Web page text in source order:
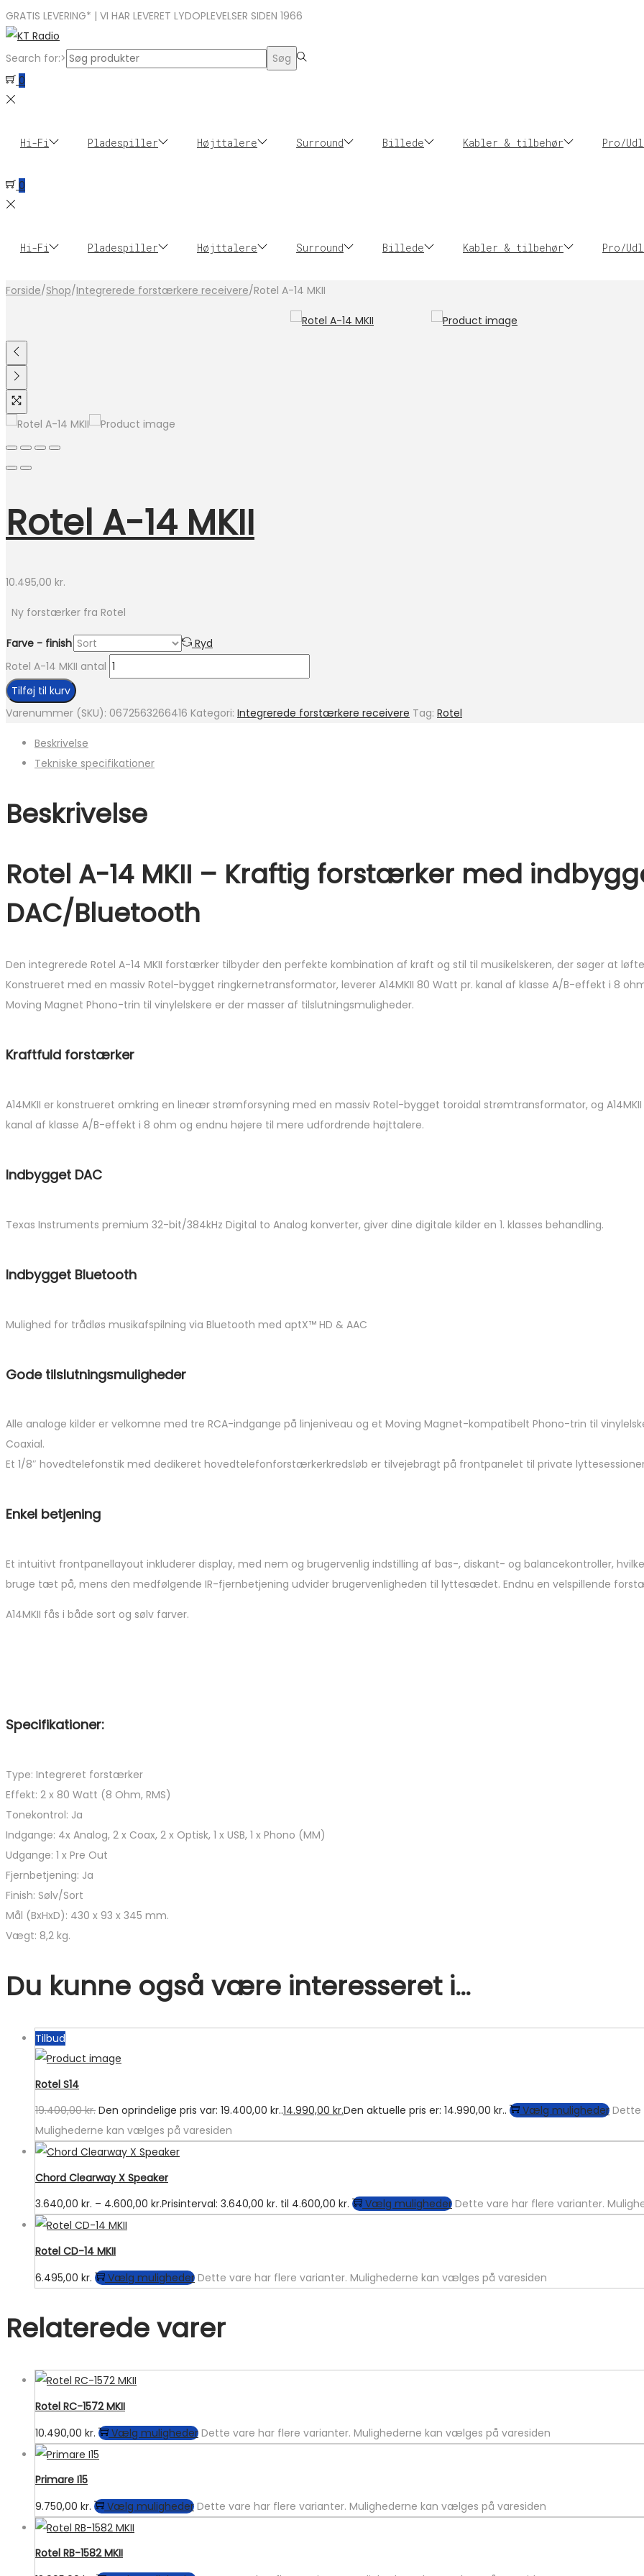
GRATIS LEVERING* | VI HAR LEVERET LYDOPLEVELSER SIDEN 1966
Search for:>
Søg
0
Hi-Fi Pladespiller Højttalere Surround Billede Kabler & tilbehør Pro/
0
Hi-Fi Pladespiller Højttalere Surround Billede Kabler & tilbehør Pro/
Forside/Shop/Integrerede forstærkere receivere/Rotel A-14 MKII
Rotel A-14 MKII
10.495,00 kr.
Ny forstærker fra Rotel
Farve - finish
Ryd
Rotel A-14 MKII antal
Tilføj til kurv
Varenummer (SKU): 0672563266416 Kategori: Integrerede forstærkere receivere Tag: Rotel
Beskrivelse
Tekniske specifikationer
Beskrivelse
Rotel A-14 MKII – Kraftig forstærker med
DAC/Bluetooth
Den integrerede Rotel A-14 MKII forstærker tilbyder den perfekte kombination af kraft og stil til musikelskeren, der søger at
Konstrueret med en massiv Rotel-bygget ringkernetransformator, leverer A14MKII 80 Watt pr. kanal af klasse A/B-effekt i 8
Moving Magnet Phono-trin til vinylelskere er der masser af tilslutningsmuligheder.
Kraftfuld forstærker
A14MKII er konstrueret omkring en lineær strømforsyning med en massiv Rotel-bygget toroidal strømtransformator, og
kanal af klasse A/B-effekt i 8 ohm og endnu højere til mere udfordrende højttalere.
Indbygget DAC
Texas Instruments premium 32-bit/384kHz Digital to Analog konverter, giver dine digitale kilder en 1. klasses behandling.
Indbygget Bluetooth
Mulighed for trådløs musikafspilning via Bluetooth med aptX™ HD & AAC
Gode tilslutningsmuligheder
Alle analoge kilder er velkomne med tre RCA-indgange på linjeniveau og et Moving Magnet-kompatibelt Phono-trin til
Coaxial.
Et 1/8″ hovedtelefonstik med dedikeret hovedtelefonforstærkerkredsløb er tilvejebragt på frontpanelet til private
Enkel betjening
Et intuitivt frontpanellayout inkluderer display, med nem og brugervenlig indstilling af bas-, diskant- og balancekontroller,
bruge tæt på, mens den medfølgende IR-fjernbetjening udvider brugervenligheden til lyttesædet. Endnu en velspillende
A14MKII fås i både sort og sølv farver.
Specifikationer:
Type: Integreret forstærker
Effekt: 2 x 80 Watt (8 Ohm, RMS)
Tonekontrol: Ja
Indgange: 4x Analog, 2 x Coax, 2 x Optisk, 1 x USB, 1 x Phono (MM)
Udgange: 1 x Pre Out
Fjernbetjening: Ja
Finish: Sølv/Sort
Mål (BxHxD): 430 x 93 x 345 mm.
Vægt: 8,2 kg.
Du kunne også være interesseret i…
Tilbud
Rotel S14
19.400,00kr. Den oprindelige pris var: 19.400,00 kr..14.990,00 kr.Den aktuelle pris er: 14.990,00 kr.. Vælg muligheder Dette
Mulighederne kan vælges på varesiden
Chord Clearway X Speaker
3.640,00 kr. – 4.600,00 kr.Prisinterval: 3.640,00 kr. til 4.600,00 kr. Vælg muligheder Dette vare har flere varianter.
Rotel CD-14 MKII
6.495,00 kr. Vælg muligheder Dette vare har flere varianter. Mulighederne kan vælges på varesiden
Relaterede varer
Rotel RC-1572 MKII
10.490,00 kr. Vælg muligheder Dette vare har flere varianter. Mulighederne kan vælges på varesiden
Primare I15
9.750,00 kr. Vælg muligheder Dette vare har flere varianter. Mulighederne kan vælges på varesiden
Rotel RB-1582 MKII